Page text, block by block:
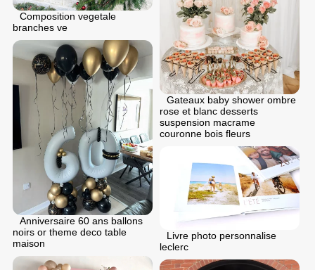
Composition vegetale
branches ve
Gateaux baby shower ombre
rose et blanc desserts
suspension macrame
couronne bois fleurs
Anniversaire 60 ans ballons
noirs or theme deco table
maison
Livre photo personnalise
leclerc